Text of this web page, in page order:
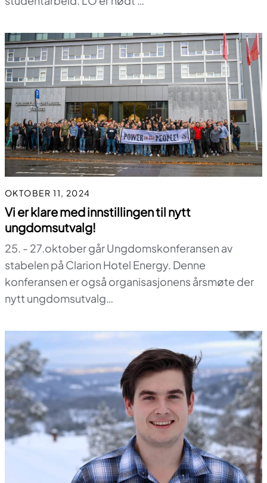
OKTOBER 11, 2024
Vi er klare med innstillingen til nytt
ungdomsutvalg!
25. - 27.oktober går Ungdomskonferansen av
stabelen på Clarion Hotel Energy. Denne
konferansen er også organisasjonens årsmøte der
nytt ungdomsutvalg…